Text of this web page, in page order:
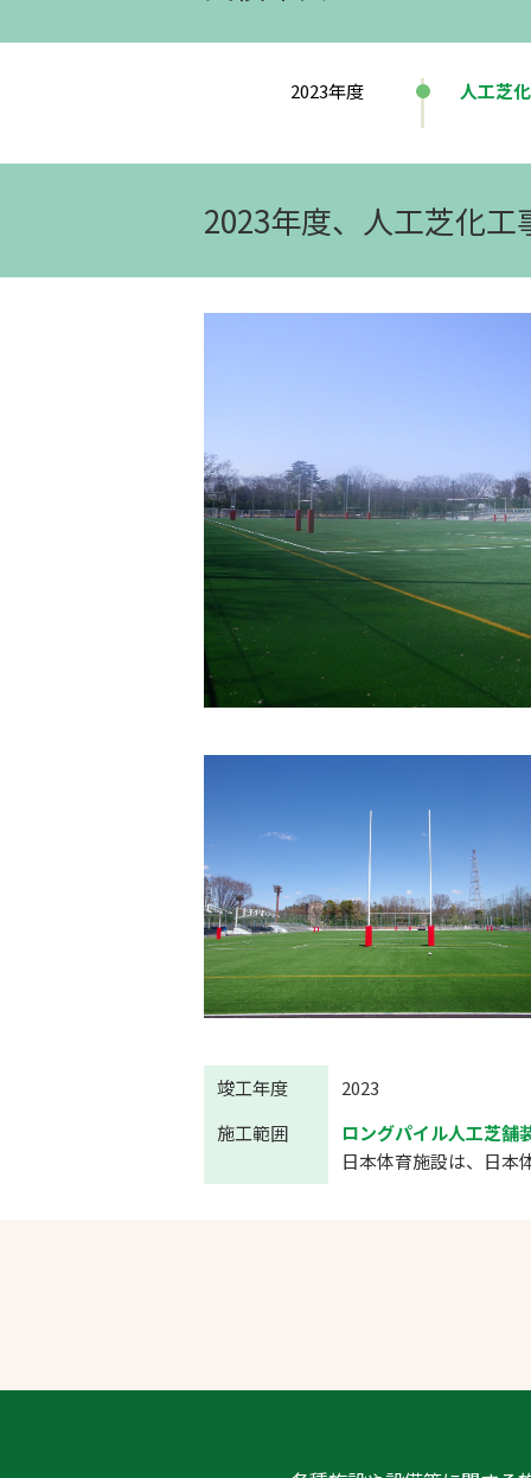
2023年度 人工芝
2023年度、人工芝化工
竣工年度
2023
施工範囲
ロングパイル人工芝舗
日本体育施設は、日本